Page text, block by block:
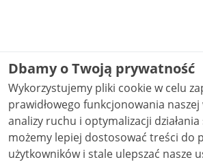
Dbamy o Twoją prywatność
Wykorzystujemy pliki cookie w celu
prawidłowego funkcjonowania
analizy ruchu i optymalizacji działania strony.
możemy lepiej dostosować treści do
użytkowników i stale ulepszać nasze usługi.